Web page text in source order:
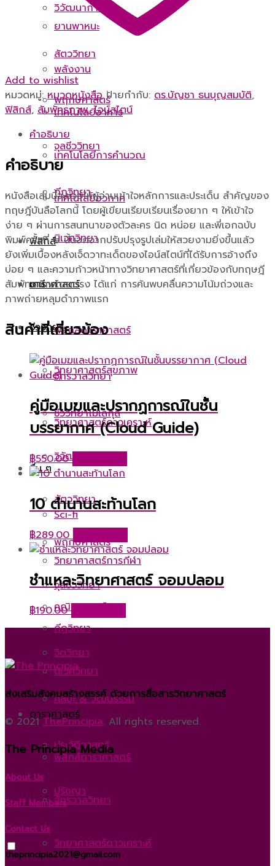
วิวัฒนาการ
สัตววิทยา
พฤกษศาสตร์
จุลชีววิทยา
กีฏวิทยา
นิเวศวิทยา
ดาราศาสตร์
ฟิสิกส์ดาราศาสตร์
จักรวาลวิทยา
วิทยาศาสตร์ดาวเคราะห์
อื่น ๆ
Sci-fi
วิทยาศาสตร์การกีฬา
คณิตศาสตร์
จิตวิทยา
ศิลปะ & วัฒนธรรม
ประวัติศาสตร์
ปรัชญา
ยานพาหนะ
พลังงาน
เทคโนโลยีอาหาร
เทคโนโลยีการคำนวณ
เทคโนโลยีอวกาศ
ฟิสิกส์
เคมี
ชีววิทยา
วิทยาศาสตร์สุขภาพ
ชีววิทยาโมเลกุล
วิวัฒนาการ
สัตววิทยา
พฤกษศาสตร์
จุลชีววิทยา
กีฏวิทยา
นิเวศวิทยา
ดาราศาสตร์
ฟิสิกส์ดาราศาสตร์
จักรวาลวิทยา
วิทยาศาสตร์ดาวเคราะห์
Add to wishlist
หมวดหมู่:หมวดหนังสือ ป้ายกำกับ: ดร.บัญชา ธนบุญสมบัติ,
ฟิสิกส์, สัมพัทธภาพ,ไอน์สไตน์
คำอธิบาย
คำอธิบาย
หนังสือเล่มนี้จะช่วยให้ผู้อ่านเข้าใจหลักการและประเด็น สำคัญของ
ทฤษฎีบันลือโลกนี้ โดยผู้เขียนเรียบเรียนเรื่องยาก ๆ ให้เข้าใจ
ง่าย ๆ ผ่านการสนทนาของตัวละคร นิด หน่อย และพี่เอกฉบับ
พิมพ์ครั้งที่ ๒ นี้นอกจากปรับปรุงรูปเล่มให้สวยงามยิ่งขึ้นแล้ว
ยังเพิ่มเบื้องหลังเจ็ดวาทะเด็ดของไอน์สไตน์ที่ได้รับการอ้างถึง
บ่อย ๆ และความก้าวหน้าทางวิทยาศาสตร์ที่เกี่ยวข้องกับทฤษฎี
สัมพัทธภาพโดยตรง ได้แก่ การค้นพบคลื่นความโน้มถ่วงและ
ภาพถ่ายหลุมดำภาพแรก
สินค้าที่เกี่ยวข้อง
คู่มือเมฆและปรากฏการณ์ในชั้น
บรรยากาศ (Cloud Guide)
฿550.00
10 ตำนานสะท้านโลก
฿289.00
ชำแหละวิทยาศาสตร์ จอมปลอม
฿190.00
ส่งเสริมสังคมสร้างสรรค์ ด้วยการสื่อสารวิทยาศาสตร์
© 2021ThePrincipia. All rights reserved.
The Principia Media
About Us
Staff Members
Contact Us
theprincipia2021@gmail.com